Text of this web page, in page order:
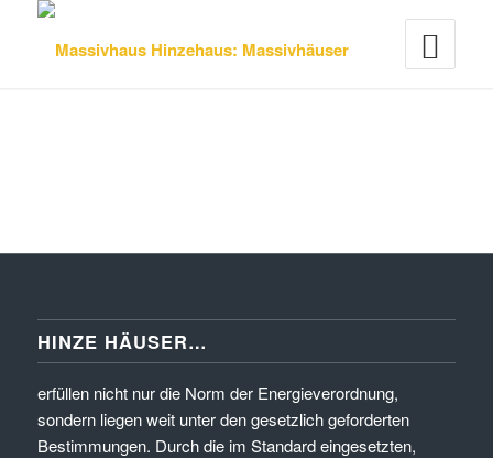
HINZE HÄUSER…
erfüllen nicht nur die Norm der Energieverordnung,
sondern liegen weit unter den gesetzlich geforderten
Bestimmungen. Durch die im Standard eingesetzten,